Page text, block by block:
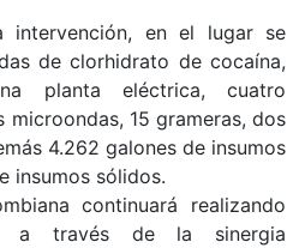
intervención, en el lugar se
de clorhidrato de cocaína,
planta eléctrica, cuatro
microondas, 15 grameras, dos
4.262 galones de insumos
insumos sólidos.
continuará realizando
a través de la sinergia